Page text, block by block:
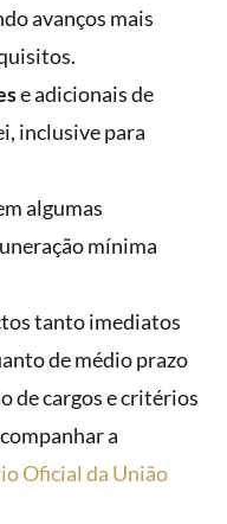
avanços mais
e adicionais de
inclusive para
algumas
mínima
tanto imediatos
de médio prazo
de cargos e critérios
a
Oficial da União